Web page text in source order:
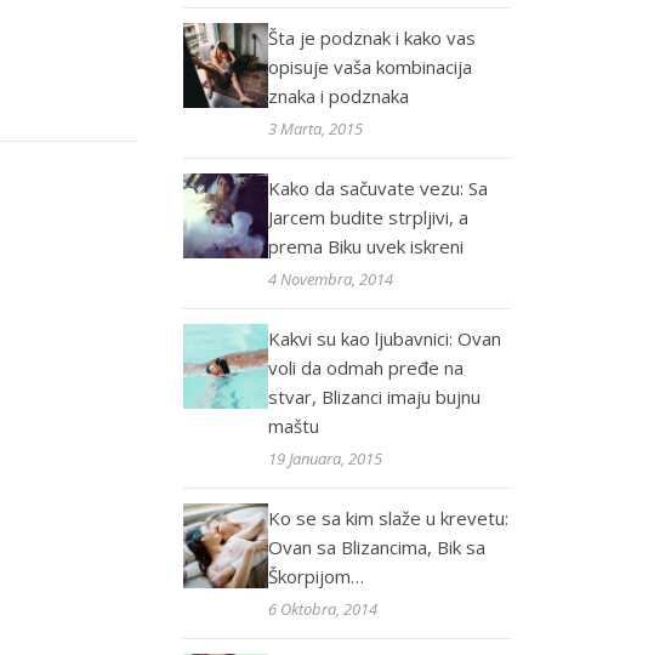
Šta je podznak i kako vas
opisuje vaša kombinacija
znaka i podznaka
3 Marta, 2015
Kako da sačuvate vezu: Sa
Jarcem budite strpljivi, a
prema Biku uvek iskreni
4 Novembra, 2014
Kakvi su kao ljubavnici: Ovan
voli da odmah pređe na
stvar, Blizanci imaju bujnu
maštu
19 Januara, 2015
Ko se sa kim slaže u krevetu:
Ovan sa Blizancima, Bik sa
Škorpijom…
6 Oktobra, 2014